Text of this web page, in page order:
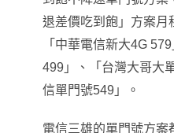
退差價吃到飽」方案月
「中華電信新大4G
499」、「台灣大哥大
信單門號549」。
電信三雄的單門號方案